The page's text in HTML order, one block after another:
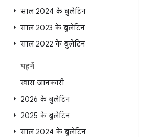
साल 2024 के बुलेटिन
साल 2023 के बुलेटिन
साल 2022 के बुलेटिन
पहनें
खास जानकारी
2026 के बुलेटिन
2025 के बुलेटिन
साल 2024 के बुलेटिन